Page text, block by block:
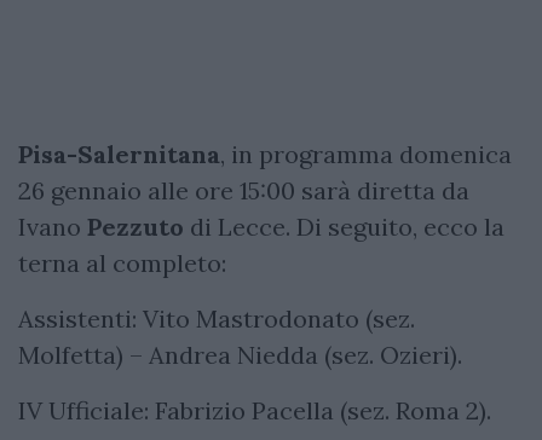
Pisa-Salernitana, in programma domenica
26 gennaio alle ore 15:00 sarà diretta da
Ivano Pezzuto di Lecce. Di seguito, ecco la
terna al completo:
Assistenti: Vito Mastrodonato (sez.
Molfetta) – Andrea Niedda (sez. Ozieri).
IV Ufficiale: Fabrizio Pacella (sez. Roma 2).